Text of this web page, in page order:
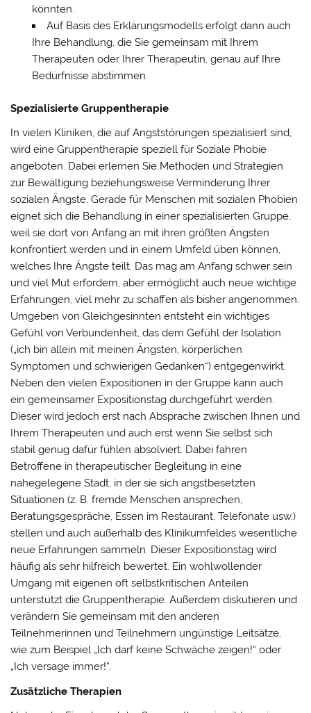
könnten.
Auf Basis des Erklärungsmodells erfolgt dann auch
Ihre Behandlung, die Sie gemeinsam mit Ihrem
Therapeuten oder Ihrer Therapeutin, genau auf Ihre
Bedürfnisse abstimmen.
Spezialisierte Gruppentherapie
In vielen Kliniken, die auf Angststörungen spezialisiert sind,
wird eine Gruppentherapie speziell für Soziale Phobie
angeboten. Dabei erlernen Sie Methoden und Strategien
zur Bewältigung beziehungsweise Verminderung Ihrer
sozialen Ängste. Gerade für Menschen mit sozialen Phobien
eignet sich die Behandlung in einer spezialisierten Gruppe,
weil sie dort von Anfang an mit ihren größten Ängsten
konfrontiert werden und in einem Umfeld üben können,
welches Ihre Ängste teilt. Das mag am Anfang schwer sein
und viel Mut erfordern, aber ermöglicht auch neue wichtige
Erfahrungen, viel mehr zu schaffen als bisher angenommen.
Umgeben von Gleichgesinnten entsteht ein wichtiges
Gefühl von Verbundenheit, das dem Gefühl der Isolation
(„ich bin allein mit meinen Ängsten, körperlichen
Symptomen und schwierigen Gedanken“) entgegenwirkt.
Neben den vielen Expositionen in der Gruppe kann auch
ein gemeinsamer Expositionstag durchgeführt werden.
Dieser wird jedoch erst nach Absprache zwischen Ihnen und
Ihrem Therapeuten und auch erst wenn Sie selbst sich
stabil genug dafür fühlen absolviert. Dabei fahren
Betroffene in therapeutischer Begleitung in eine
nahegelegene Stadt, in der sie sich angstbesetzten
Situationen (z. B. fremde Menschen ansprechen,
Beratungsgespräche, Essen im Restaurant, Telefonate usw.)
stellen und auch außerhalb des Klinikumfeldes wesentliche
neue Erfahrungen sammeln. Dieser Expositionstag wird
häufig als sehr hilfreich bewertet. Ein wohlwollender
Umgang mit eigenen oft selbstkritischen Anteilen
unterstützt die Gruppentherapie. Außerdem diskutieren und
verändern Sie gemeinsam mit den anderen
Teilnehmerinnen und Teilnehmern ungünstige Leitsätze,
wie zum Beispiel „Ich darf keine Schwäche zeigen!“ oder
„Ich versage immer!“.
Zusätzliche Therapien